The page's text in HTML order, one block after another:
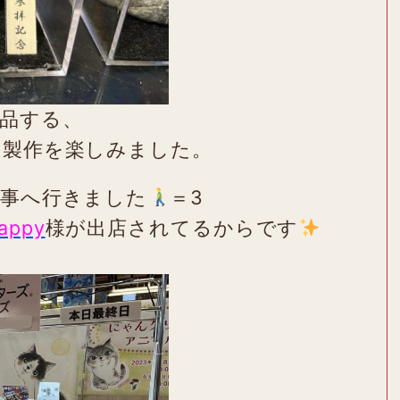
する、
作を楽しみました。
へ行きました
＝3
様が出店されてるからです